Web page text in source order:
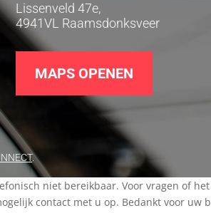
Lissenveld 47e,
4941VL Raamsdonksveer
MAPS OPENEN
.
niet bereikbaar. Voor vragen of
contact met u op. Bedankt voor uw